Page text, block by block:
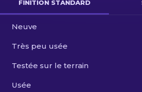
Autre
FINITION STANDARD
Neuve
Très peu usée
Testée sur le terrain
Usée